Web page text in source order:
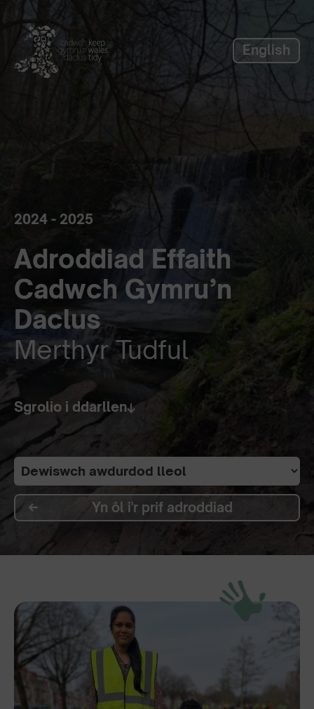
label_skip_to_main
English
2024 - 2025
Adroddiad Effaith
Cadwch Gymru’n
Daclus
Merthyr Tudful
Sgrolio i ddarllen
Yn ôl i'r prif adroddiad